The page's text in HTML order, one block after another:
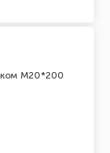
М20*200